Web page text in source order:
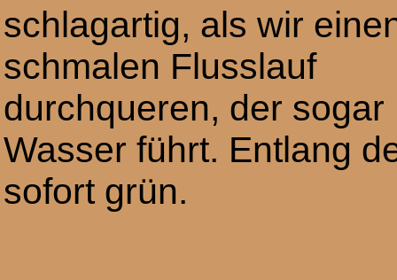
schlagartig, als wir
schmalen Flusslauf
durchqueren, der sogar
Wasser führt. Entlang
sofort grün.